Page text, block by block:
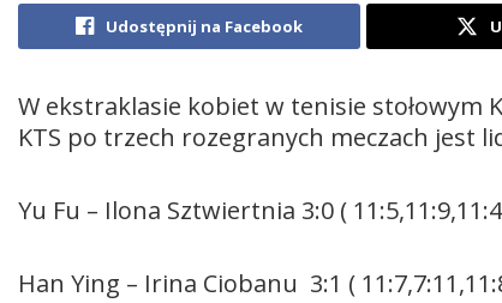
Udostępnij na Facebook
W ekstraklasie kobiet w tenisie stołowym
KTS po trzech rozegranych meczach jest
Yu Fu – Ilona Sztwiertnia 3:0 (
Han Ying – Irina Ciobanu 3:1 (